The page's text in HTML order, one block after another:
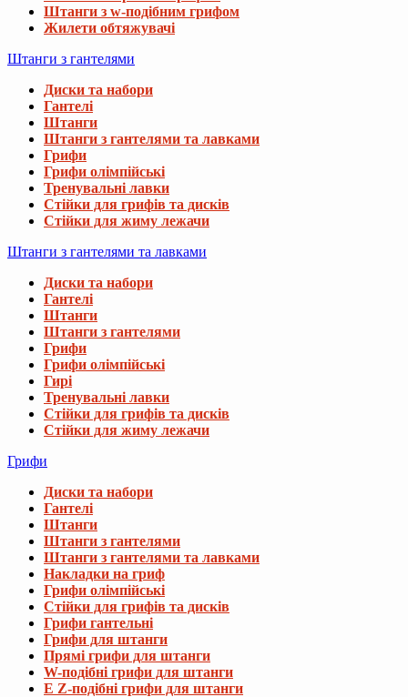
Штанги з w-подібним грифом
Жилети обтяжувачі
Штанги з гантелями
Диски та набори
Гантелі
Штанги
Штанги з гантелями та лавками
Грифи
Грифи олімпійські
Тренувальні лавки
Стійки для грифів та дисків
Стійки для жиму лежачи
Штанги з гантелями та лавками
Диски та набори
Гантелі
Штанги
Штанги з гантелями
Грифи
Грифи олімпійські
Гирі
Тренувальні лавки
Стійки для грифів та дисків
Стійки для жиму лежачи
Грифи
Диски та набори
Гантелі
Штанги
Штанги з гантелями
Штанги з гантелями та лавками
Накладки на гриф
Грифи олімпійські
Стійки для грифів та дисків
Грифи гантельні
Грифи для штанги
Прямі грифи для штанги
W-подібні грифи для штанги
E Z-подібні грифи для штанги